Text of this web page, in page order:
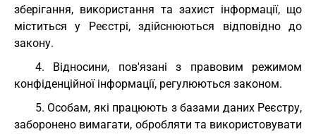
зберігання, використання та захист інформації, що
міститься у Реєстрі, здійснюються відповідно до
закону.
4. Відносини, пов'язані з правовим режимом
конфіденційної інформації, регулюються законом.
5. Особам, які працюють з базами даних Реєстру,
заборонено вимагати, обробляти та використовувати